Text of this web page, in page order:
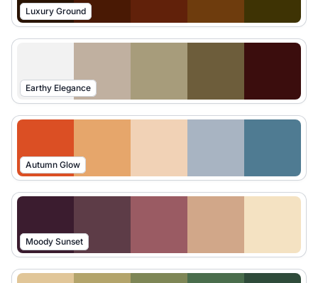
Luxury Ground
Earthy Elegance
Autumn Glow
Moody Sunset